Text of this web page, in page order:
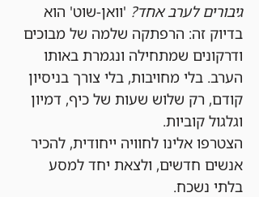
גיבורים לערב אחד? 'וואן-שוט' הוא
בדיוק זה: הרפתקה שלמה של מבוכים
ודרקונים שמתחילה ונגמרת באותו
הערב. בלי מחויבות, בלי צורך בניסיון
קודם, רק שלוש שעות של כיף, דמיון
וגלגול קוביות.
הצטרפו אלינו לחוויה ייחודית, להכיר
אנשים חדשים, ולצאת יחד למסע
בלתי נשכח.